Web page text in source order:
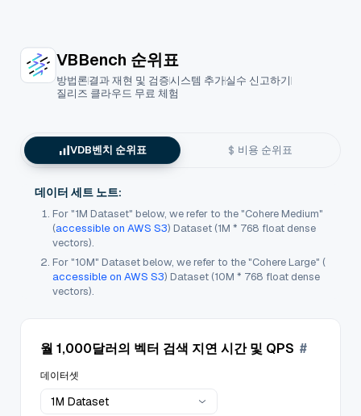
VBBench 순위표
방법론결과 재현 및 검증시스템 추가실수 신고하기
질리즈 클라우드 무료 체험
VDB벤치 순위표 비용 순위표
데이터 세트 노트:
For "1M Dataset" below, we refer to the "Cohere Medium"
(accessible on AWS S3) Dataset (1M * 768 float dense
vectors).
For "10M" Dataset below, we refer to the "Cohere Large" (
accessible on AWS S3) Dataset (10M * 768 float dense
vectors).
월 1,000달러의 벡터 검색 지연 시간 및 QPS #
데이터셋
1M Dataset